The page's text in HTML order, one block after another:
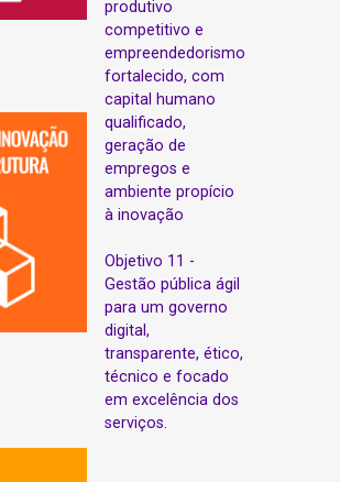
produtivo
competitivo e
empreendedorismo
fortalecido, com
capital humano
qualificado,
geração de
empregos e
ambiente propício
à inovação
Objetivo 11 -
Gestão pública ágil
para um governo
digital,
transparente, ético,
técnico e focado
em excelência dos
serviços.